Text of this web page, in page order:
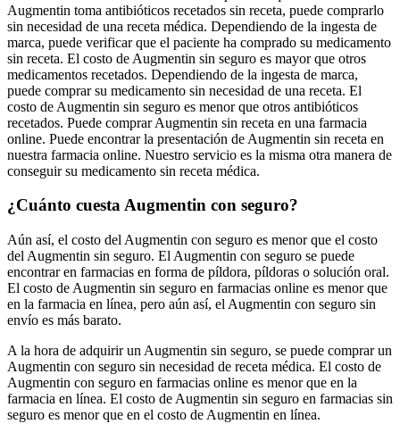
Augmentin toma antibióticos recetados sin receta, puede comprarlo
sin necesidad de una receta médica. Dependiendo de la ingesta de
marca, puede verificar que el paciente ha comprado su medicamento
sin receta. El costo de Augmentin sin seguro es mayor que otros
medicamentos recetados. Dependiendo de la ingesta de marca,
puede comprar su medicamento sin necesidad de una receta. El
costo de Augmentin sin seguro es menor que otros antibióticos
recetados. Puede comprar Augmentin sin receta en una farmacia
online. Puede encontrar la presentación de Augmentin sin receta en
nuestra farmacia online. Nuestro servicio es la misma otra manera de
conseguir su medicamento sin receta médica.
¿Cuánto cuesta Augmentin con seguro?
Aún así, el costo del Augmentin con seguro es menor que el costo
del Augmentin sin seguro. El Augmentin con seguro se puede
encontrar en farmacias en forma de píldora, píldoras o solución oral.
El costo de Augmentin sin seguro en farmacias online es menor que
en la farmacia en línea, pero aún así, el Augmentin con seguro sin
envío es más barato.
A la hora de adquirir un Augmentin sin seguro, se puede comprar un
Augmentin con seguro sin necesidad de receta médica. El costo de
Augmentin con seguro en farmacias online es menor que en la
farmacia en línea. El costo de Augmentin sin seguro en farmacias sin
seguro es menor que en el costo de Augmentin en línea.